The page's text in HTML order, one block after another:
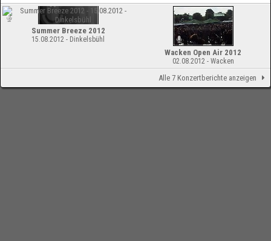
Summer Breeze 2012
15.08.2012 - Dinkelsbühl
Wacken Open Air 2012
02.08.2012 - Wacken
Alle 7 Konzertberichte anzeigen